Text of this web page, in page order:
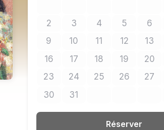
2No tickets available
3No tickets available
4No tickets available
5No tickets
6No
9No tickets available
10No tickets available
11No tickets available
12No tickets
13No
16No tickets available
17No tickets available
18No tickets available
19No tickets
20
No
23No tickets available
24No tickets available
25No tickets available
26No tickets
27No
30No tickets available
31No tickets available
Réserver